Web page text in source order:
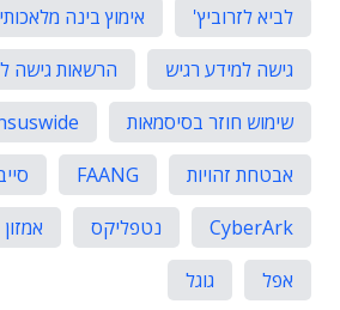
לביא לזרוביץ'
אימוץ בינה
גישה למידע רגיש
הרשאות גישה
שימוש חוזר בסיסמאות
אבטחת זהויות
FAANG
CyberArk
נטפליקס אמזון
אפל
גוגל